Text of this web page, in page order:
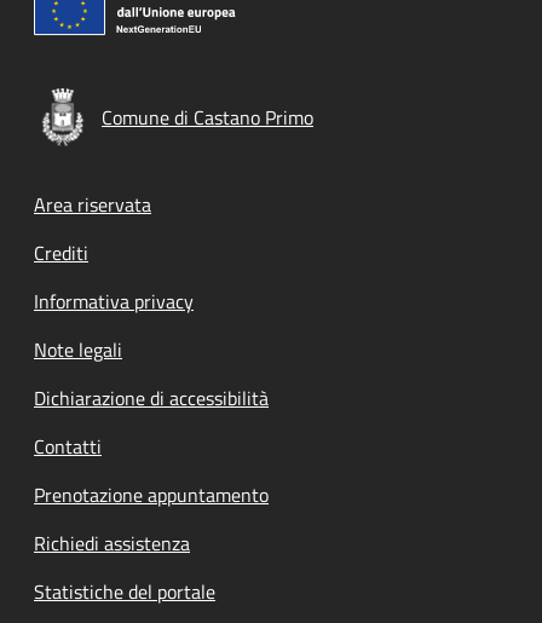
Comune di Castano Primo
Footer menu
Area riservata
Crediti
Informativa privacy
Note legali
Dichiarazione di accessibilità
Contatti
Prenotazione appuntamento
Richiedi assistenza
Statistiche del portale